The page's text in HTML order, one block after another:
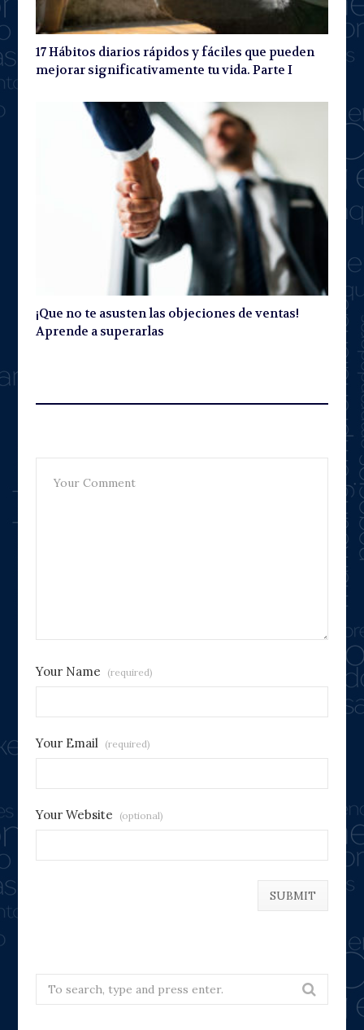
17 Hábitos diarios rápidos y fáciles que pueden
mejorar significativamente tu vida. Parte I
¡Que no te asusten las objeciones de ventas!
Aprende a superarlas
Your Name (required)
Your Email (required)
Your Website (optional)
Search
for: